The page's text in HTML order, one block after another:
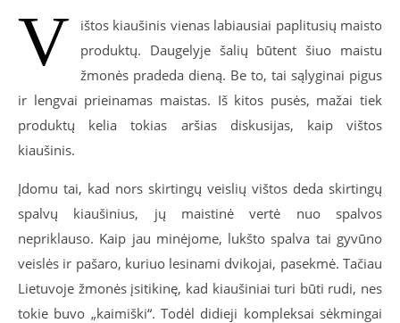
V
ištos kiaušinis vienas labiausiai paplitusių maisto
produktų. Daugelyje šalių būtent šiuo maistu
žmonės pradeda dieną. Be to, tai sąlyginai pigus
ir lengvai prieinamas maistas. Iš kitos pusės, mažai tiek
produktų kelia tokias aršias diskusijas, kaip vištos
kiaušinis.
Įdomu tai, kad nors skirtingų veislių vištos deda skirtingų
spalvų kiaušinius, jų maistinė vertė nuo spalvos
nepriklauso. Kaip jau minėjome, lukšto spalva tai gyvūno
veislės ir pašaro, kuriuo lesinami dvikojai, pasekmė. Tačiau
Lietuvoje žmonės įsitikinę, kad kiaušiniai turi būti rudi, nes
tokie buvo „kaimiški“. Todėl didieji kompleksai sėkmingai